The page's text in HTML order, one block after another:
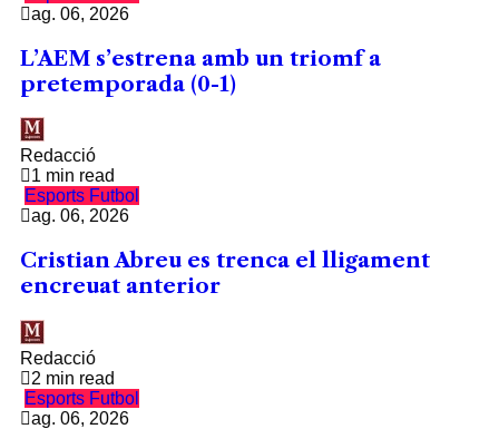
ag. 06, 2026
L’AEM s’estrena amb un triomf a
pretemporada (0-1)
Redacció
1 min read
Esports Futbol
ag. 06, 2026
Cristian Abreu es trenca el lligament
encreuat anterior
Redacció
2 min read
Esports Futbol
ag. 06, 2026